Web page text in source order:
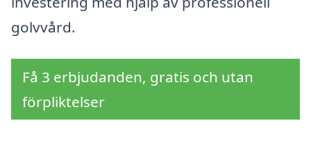
golvvård.
Få 3 erbjudanden, gratis och utan
förpliktelser